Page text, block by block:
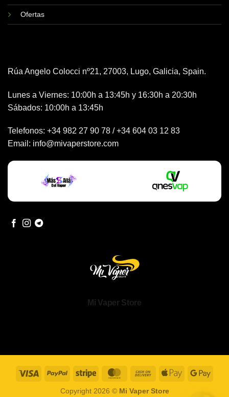
Ofertas
Rúa Angelo Colocci nº21, 27003, Lugo, Galicia, Spain.
Lunes a Viernes: 10:00h a 13:45h y 16:30h a 20:30h
Sábados: 10:00h a 13:45h
Telefonos: +34 982 27 90 78 /+34 604 03 12 83
Email: info@mivaperstore.com
Mi Vaper Store
Visa PayPal Stripe MasterCardCash
Apple
Copyright 2026 © Mi Vaper Store